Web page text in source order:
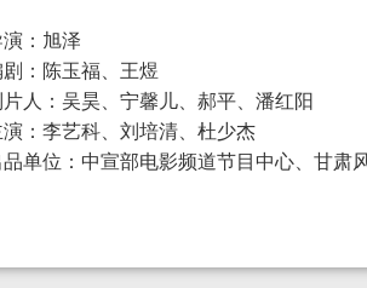
演：旭泽
剧：陈玉福、王煜
片人：吴昊、宁馨儿、郝平、潘红阳
演：李艺科、刘培清、杜少杰
品单位：中宣部电影频道节目中心、甘肃